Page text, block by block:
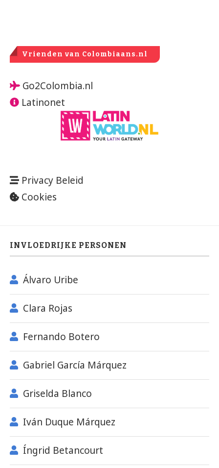
Vrienden van Colombiaans.nl
Go2Colombia.nl
Latinonet
Privacy Beleid
Cookies
INVLOEDRIJKE PERSONEN
Álvaro Uribe
Clara Rojas
Fernando Botero
Gabriel García Márquez
Griselda Blanco
Iván Duque Márquez
Íngrid Betancourt